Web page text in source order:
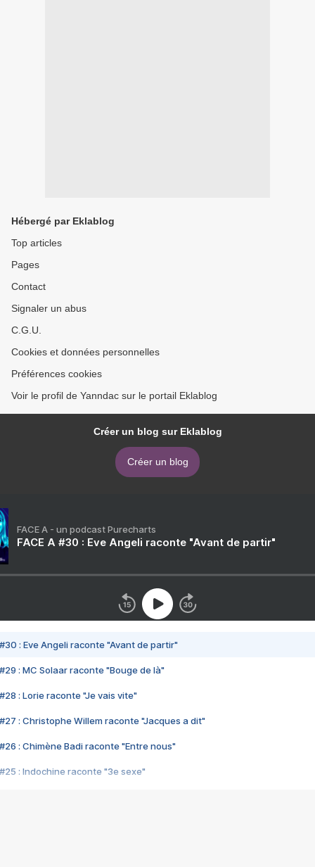
Hébergé par Eklablog
Top articles
Pages
Contact
Signaler un abus
C.G.U.
Cookies et données personnelles
Préférences cookies
Voir le profil de Yanndac sur le portail Eklablog
Créer un blog sur Eklablog
Créer un blog
FACE A - un podcast Purecharts
FACE A #30 : Eve Angeli raconte "Avant de partir"
#30 : Eve Angeli raconte "Avant de partir"
#29 : MC Solaar raconte "Bouge de là"
#28 : Lorie raconte "Je vais vite"
#27 : Christophe Willem raconte "Jacques a dit"
#26 : Chimène Badi raconte "Entre nous"
#25 : Indochine raconte "3e sexe"